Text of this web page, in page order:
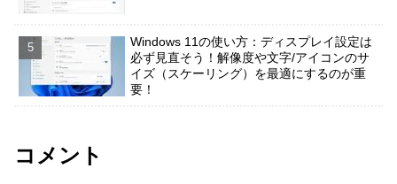
Windows 11の使い方：ディスプレイ設定は
必ず見直そう！解像度や文字/アイコンのサ
イズ（スケーリング）を最適にするのが重
要！
コメント